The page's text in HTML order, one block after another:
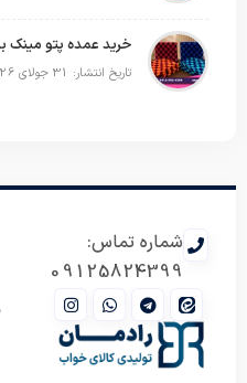
تاریخ انتشار: 31 جولای 2026
شماره تماس:
09125824399